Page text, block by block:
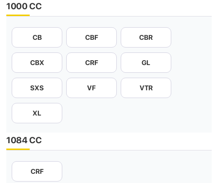
1000 CC
CB CBF CBR
CBX CRF GL
SXS VF VTR
XL
1084 CC
CRF